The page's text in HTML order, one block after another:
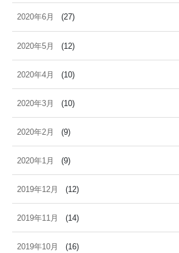
2020年6月 (27)
2020年5月 (12)
2020年4月 (10)
2020年3月 (10)
2020年2月 (9)
2020年1月 (9)
2019年12月 (12)
2019年11月 (14)
2019年10月 (16)